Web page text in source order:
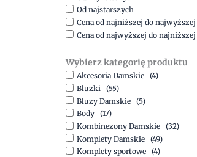
Od najstarszych
Cena od najniższej do najwyższej
Cena od najwyższej do najniższej
Wybierz kategorię produktu
Akcesoria Damskie (4)
Bluzki (55)
Bluzy Damskie (5)
Body (17)
Kombinezony Damskie (32)
Komplety Damskie (49)
Komplety sportowe (4)